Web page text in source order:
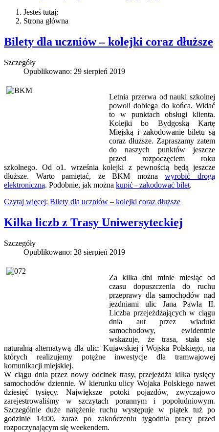
Jesteś tutaj:
Strona główna
Bilety dla uczniów – kolejki coraz dłuższe
Szczegóły
Opublikowano: 29 sierpień 2019
Letnia przerwa od nauki szkolnej
powoli dobiega do końca. Widać
to w punktach obsługi klienta.
Kolejki bo Bydgoską Kartę
Miejską i zakodowanie biletu są
coraz dłuższe. Zapraszamy zatem
do naszych punktów jeszcze
przed rozpoczęciem roku
szkolnego. Od o1. września kolejki z pewnością będą jeszcze
dłuższe. Warto pamiętać, że BKM możnawyrobić drogą
elektroniczną. Podobnie, jak można kupić - zakodować bilet.
Czytaj więcej: Bilety dla uczniów – kolejki coraz dłuższe
Kilka liczb z Trasy Uniwersyteckiej
Szczegóły
Opublikowano: 28 sierpień 2019
Za kilka dni minie miesiąc od
czasu dopuszczenia do ruchu
przeprawy dla samochodów nad
jezdniami ulic Jana Pawła II.
Liczba przejeżdżających w ciągu
dnia aut przez wiadukt
samochodowy, ewidentnie
wskazuje, że trasa, stała się
naturalną alternatywą dla ulic: Kujawskiej i Wojska Polskiego, na
których realizujemy potężne inwestycje dla tramwajowej
komunikacji miejskiej.
W ciągu dnia przez nowy odcinek trasy, przejeżdża kilka tysięcy
samochodów dziennie. W kierunku ulicy Wojaka Polskiego nawet
dziesięć tysięcy. Największe potoki pojazdów, zwyczajowo
zarejestrowaliśmy w szczytach porannym i popołudniowym.
Szczególnie duże natężenie ruchu występuje w piątek tuż po
godzinie 14:00, zaraz po zakończeniu tygodnia pracy przed
rozpoczynającym się weekendem.